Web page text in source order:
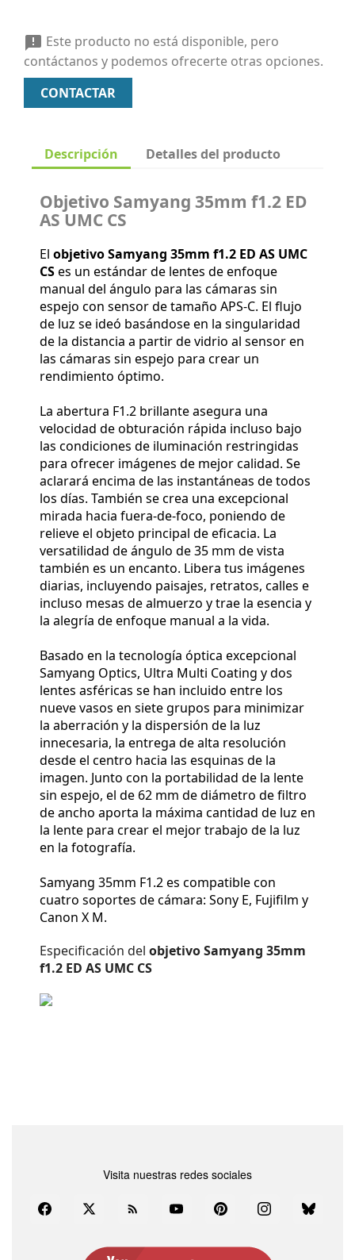
 Este producto no está disponible, pero
contáctanos y podemos ofrecerte otras opciones.
CONTACTAR
Descripción Detalles del producto
Objetivo Samyang 35mm f1.2 ED
AS UMC CS
El objetivo Samyang 35mm f1.2 ED AS UMC
CSes un estándar de lentes de enfoque
manual del ángulo para las cámaras sin
espejo con sensor de tamaño APS-C. El flujo
de luz se ideó basándose en la singularidad
de la distancia a partir de vidrio al sensor en
las cámaras sin espejo para crear un
rendimiento óptimo.
La abertura F1.2 brillante asegura una
velocidad de obturación rápida incluso bajo
las condiciones de iluminación restringidas
para ofrecer imágenes de mejor calidad. Se
aclarará encima de las instantáneas de todos
los días. También se crea una excepcional
mirada hacia fuera-de-foco, poniendo de
relieve el objeto principal de eficacia. La
versatilidad de ángulo de 35 mm de vista
también es un encanto. Libera tus imágenes
diarias, incluyendo paisajes, retratos, calles e
incluso mesas de almuerzo y trae la esencia y
la alegría de enfoque manual a la vida.
Basado en la tecnología óptica excepcional
Samyang Optics, Ultra Multi Coating y dos
lentes asféricas se han incluido entre los
nueve vasos en siete grupos para minimizar
la aberración y la dispersión de la luz
innecesaria, la entrega de alta resolución
desde el centro hacia las esquinas de la
imagen. Junto con la portabilidad de la lente
sin espejo, el de 62 mm de diámetro de filtro
de ancho aporta la máxima cantidad de luz en
la lente para crear el mejor trabajo de la luz
en la fotografía.
Samyang 35mm F1.2 es compatible con
cuatro soportes de cámara: Sony E, Fujifilm y
Canon X M.
Especificación del objetivo Samyang 35mm
f1.2 ED AS UMC CS
Visita nuestras redes sociales
FacebookTwitter Rss YouTubePinterestInstagramBluesky